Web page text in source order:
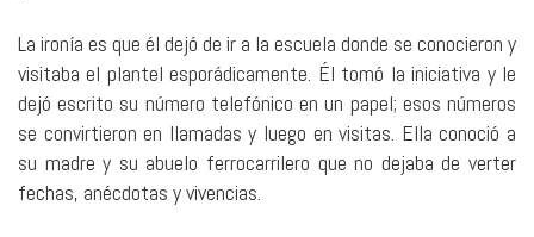
La ironía es que él dejó de ir a la escuela donde se conocieron y
visitaba el plantel esporádicamente. Él tomó la iniciativa y le
dejó escrito su número telefónico en un papel; esos números
se convirtieron en llamadas y luego en visitas. Ella conoció a
su madre y su abuelo ferrocarrilero que no dejaba de verter
fechas, anécdotas y vivencias.